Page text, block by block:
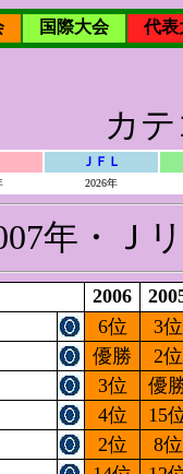
国際大会
代表
カ
ＪＦＬ
2026年
年・Ｊ
2006
6位
3位
優勝
2位
3位
優
4位
15
2位
8位